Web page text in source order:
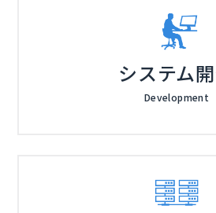
システム
Development